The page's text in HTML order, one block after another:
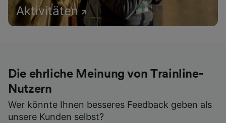
Aktivitäten
Die ehrliche Meinung von Trainline-
Nutzern
Wer könnte Ihnen besseres Feedback geben als
unsere Kunden selbst?